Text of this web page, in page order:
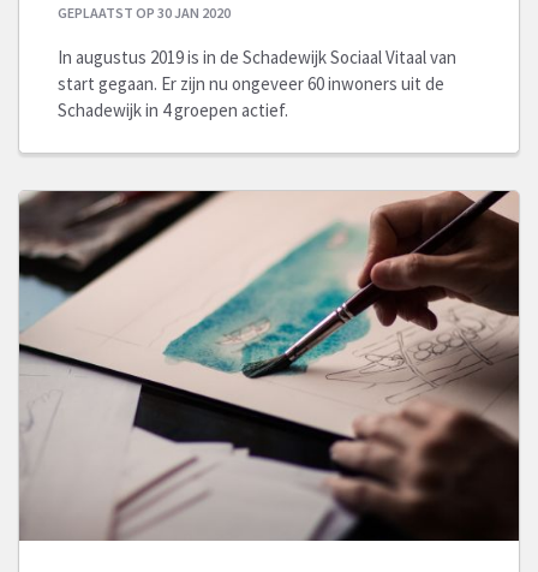
GEPLAATST OP 30 JAN 2020
In augustus 2019 is in de Schadewijk Sociaal Vitaal van
start gegaan. Er zijn nu ongeveer 60 inwoners uit de
Schadewijk in 4 groepen actief.